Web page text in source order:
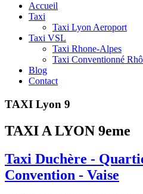
Accueil
Taxi
Taxi Lyon Aeroport
Taxi VSL
Taxi Rhone-Alpes
Taxi Conventionné
Blog
Contact
TAXI Lyon 9
TAXI A LYON 9eme
Taxi Duchère -
Convention - Vaise